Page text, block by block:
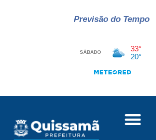
Previsão do Tempo